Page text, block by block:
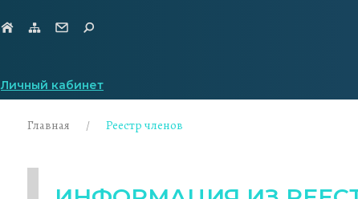
Личный кабинет
Главная Реестр членов